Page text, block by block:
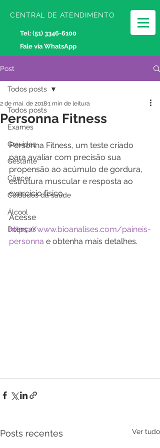
CENTRAL DE ATENDIMENTO
Tel: (51) 3346-6100
Fale via WhatsApp
Post
Todos posts
Exames
Gravidez
Gestante
Câncer
Cuidados da saúde
Álcool
Doenças
Todos posts
Personna Fitness
2 de mai. de 20181 min de leitura
Personna Fitness, um teste criado
para avaliar com precisão sua
propensão ao acúmulo de gordura,
estrutura muscular e resposta ao
exercício físico.
Acesse
https://www.bioanalises.com/paineis-
personna e obtenha mais detalhes.
Posts recentes Ver tudo